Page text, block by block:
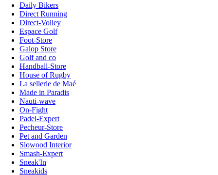
Daily Bikers
Direct Running
Direct-Volley
Espace Golf
Foot-Store
Galop Store
Golf and co
Handball-Store
House of Rugby
La sellerie de Maé
Made in Paradis
Nauti-wave
On-Fight
Padel-Expert
Pecheur-Store
Pet and Garden
Slowood Interior
Smash-Expert
Sneak'In
Sneakids